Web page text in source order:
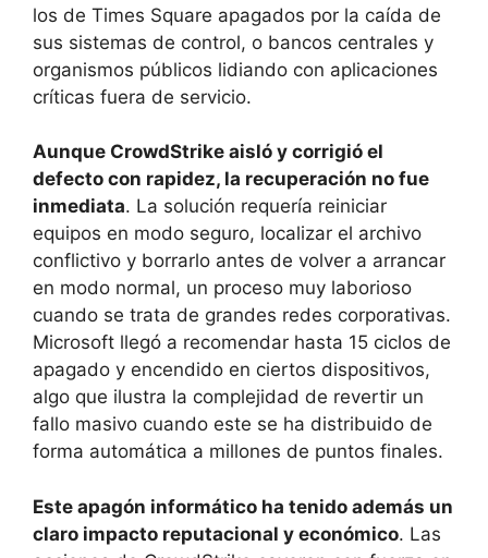
los de Times Square apagados por la caída de
sus sistemas de control, o bancos centrales y
organismos públicos lidiando con aplicaciones
críticas fuera de servicio.
Aunque CrowdStrike aisló y corrigió el
defecto con rapidez, la recuperación no fue
inmediata. La solución requería reiniciar
equipos en modo seguro, localizar el archivo
conflictivo y borrarlo antes de volver a arrancar
en modo normal, un proceso muy laborioso
cuando se trata de grandes redes corporativas.
Microsoft llegó a recomendar hasta 15 ciclos de
apagado y encendido en ciertos dispositivos,
algo que ilustra la complejidad de revertir un
fallo masivo cuando este se ha distribuido de
forma automática a millones de puntos finales.
Este apagón informático ha tenido además un
claro impacto reputacional y económico. Las